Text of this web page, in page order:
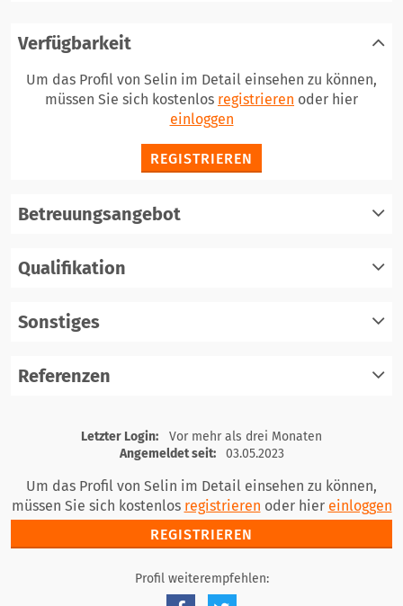
Verfügbarkeit
Um das Profil von Selin im Detail einsehen zu können,
müssen Sie sich kostenlos registrieren oder hier
einloggen
REGISTRIEREN
Betreuungsangebot
Qualifikation
Sonstiges
Referenzen
registrieren
einloggen
Letzter Login:
Vor mehr als drei Monaten
Angemeldet seit:
03.05.2023
Um das Profil von Selin im Detail einsehen zu können,
müssen Sie sich kostenlos registrieren oder hier einloggen
REGISTRIEREN
Profil weiterempfehlen: